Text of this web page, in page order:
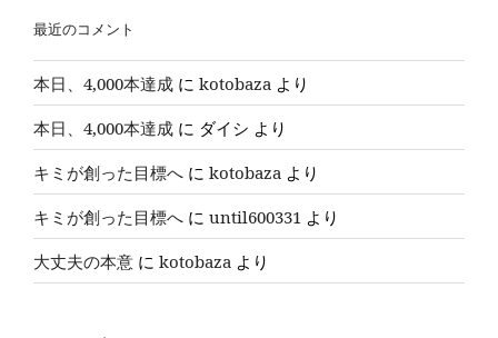
最近のコメント
本日、4,000本達成 に kotobaza より
本日、4,000本達成 に ダイシ より
キミが創った目標へ に kotobaza より
キミが創った目標へ に until600331 より
大丈夫の本意 に kotobaza より